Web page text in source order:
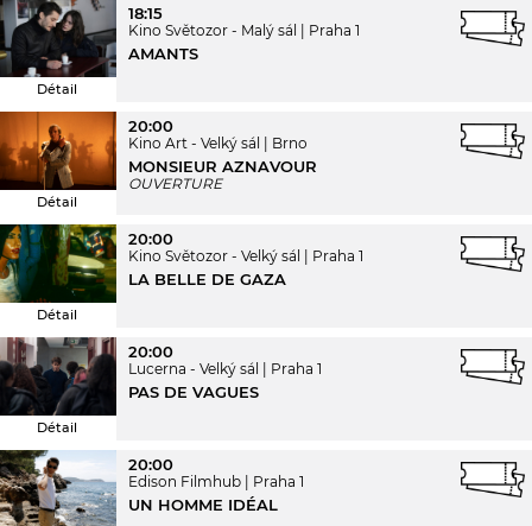
Détail
18:15
Kino Světozor - Malý sál Praha 1
AMANTS
Détail
20:00
Kino Art - Velký sál Brno
MONSIEUR AZNAVOUR
OUVERTURE
Détail
20:00
Kino Světozor - Velký sál Praha 1
LA BELLE DE GAZA
Détail
20:00
Lucerna - Velký sál Praha 1
PAS DE VAGUES
20:00
Edison Filmhub Praha 1
UN HOMME IDÉAL